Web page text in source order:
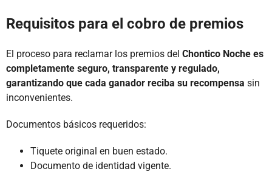
Requisitos para el cobro de premios
El proceso para reclamar los premios del Chontico Noche es
completamente seguro, transparente y regulado,
garantizando que cada ganador reciba su recompensa sin
inconvenientes.
Documentos básicos requeridos:
Tiquete original en buen estado.
Documento de identidad vigente.